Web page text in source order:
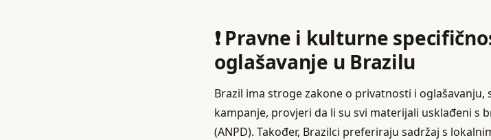
❗ Pravne i kulturne
oglašavanje u Brazilu
Brazil ima stroge zakone o privatnosti i oglašavanju,
kampanje, provjeri da li su svi materijali usklađeni s
(ANPD). Također, Brazilci preferiraju sadržaj s